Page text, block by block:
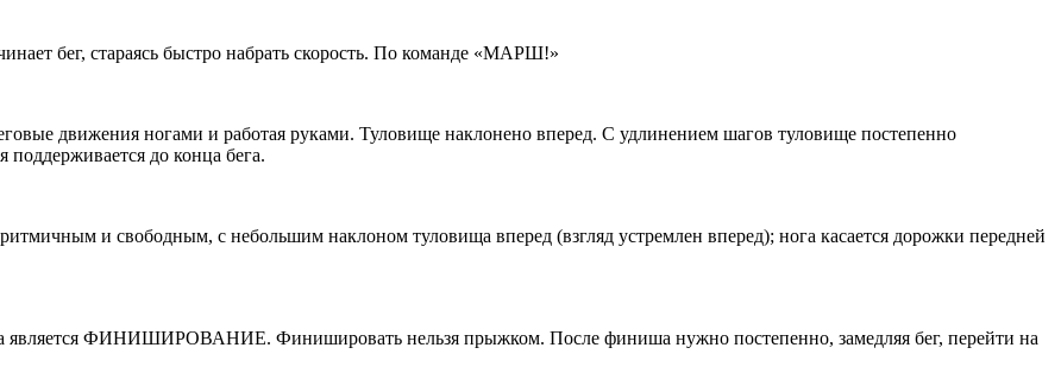
бег, стараясь быстро набрать скорость. По команде «МАРШ!»
движения ногами и работая руками. Туловище наклонено вперед. С удлинением шагов туловище постепенно
поддерживается до конца бега.
и свободным, с небольшим наклоном туловища вперед (взгляд устремлен вперед); нога касается дорожки передней
является ФИНИШИРОВАНИЕ. Финишировать нельзя прыжком. После финиша нужно постепенно, замедляя бег, перейти на